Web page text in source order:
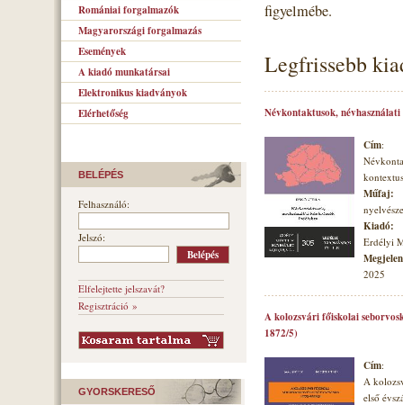
Romániai forgalmazók
Magyarországi forgalmazás
Események
A kiadó munkatársai
Elektronikus kiadványok
Elérhetőség
BELÉPÉS
Felhasználó:
Jelszó:
Elfelejtette jelszavát?
Regisztráció »
GYORSKERESŐ
figyelmébe.
Legfrissebb
Névkontaktusok,
Cím:
Műfaj:
Kiadó:
Erdélyi
2025
A kolozsvári főiskolai
1872/5)
Cím:
A
első